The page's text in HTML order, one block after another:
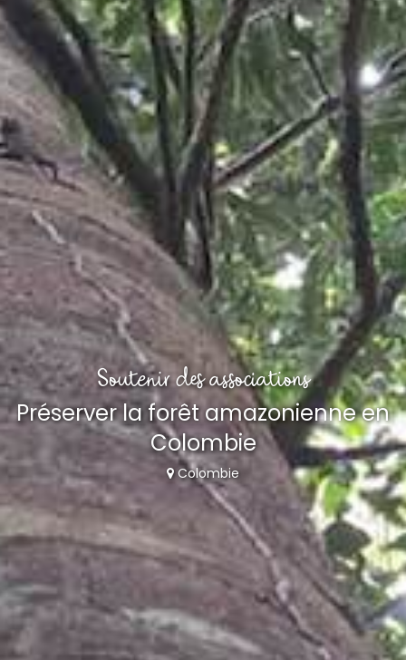
Soutenir des associations
Préserver la forêt amazonienne en
Colombie
Colombie